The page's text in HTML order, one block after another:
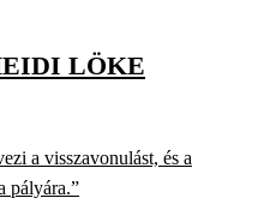
LÖKE
a visszavonulást, és a
pályára.”